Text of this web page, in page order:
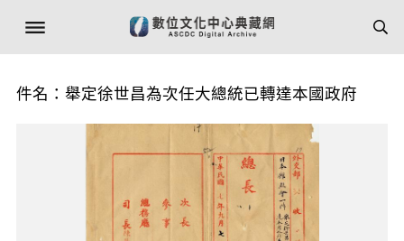
件名：舉定徐世昌為次任大總統已轉達本國政府